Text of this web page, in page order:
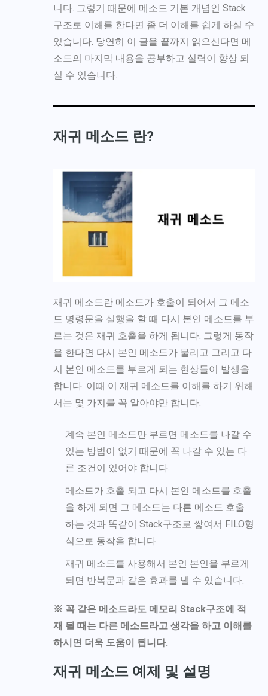
니다. 그렇기 때문에 메소드 기본 개념인 Stack
구조로 이해를 한다면 좀 더 이해를 쉽게 하실 수
있습니다. 당연히 이 글을 끝까지 읽으신다면 메
소드의 마지막 내용을 공부하고 실력이 향상 되
실 수 있습니다.
재귀 메소드 란?
재귀 메소드란 메소드가 호출이 되어서 그 메소
드 명령문을 실행을 할 때 다시 본인 메소드를 부
르는 것은 재귀 호출을 하게 됩니다. 그렇게 동작
을 한다면 다시 본인 메소드가 불리고 그리고 다
시 본인 메소드를 부르게 되는 현상들이 발생을
합니다. 이때 이 재귀 메소드를 이해를 하기 위해
서는 몇 가지를 꼭 알아야만 합니다.
계속 본인 메소드만 부르면 메소드를 나갈 수
있는 방법이 없기 때문에 꼭 나갈 수 있는 다
른 조건이 있어야 합니다.
메소드가 호출 되고 다시 본인 메소드를 호출
을 하게 되면 그 메소드는 다른 메소드 호출
하는 것과 똑같이 Stack구조로 쌓여서 FILO형
식으로 동작을 합니다.
재귀 메소드를 사용해서 본인 본인을 부르게
되면 반복문과 같은 효과를 낼 수 있습니다.
※ 꼭 같은 메소드라도 메모리 Stack구조에 적
재 될 때는 다른 메소드라고 생각을 하고 이해를
하시면 더욱 도움이 됩니다.
재귀 메소드 예제 및 설명